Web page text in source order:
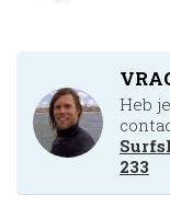
Heb
233